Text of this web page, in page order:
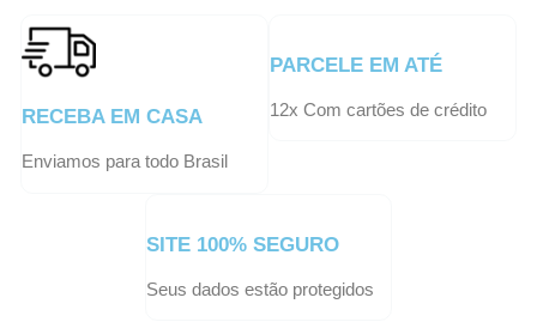
RECEBA EM CASA
Enviamos para todo Brasil
PARCELE EM ATÉ
12x Com cartões de crédito
SITE 100% SEGURO
Seus dados estão protegidos